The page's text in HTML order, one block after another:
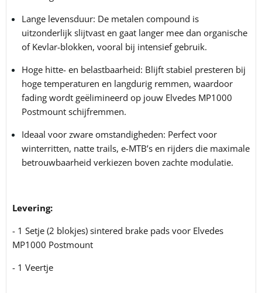
Lange levensduur: De metalen compound is
uitzonderlijk slijtvast en gaat langer mee dan organische
of Kevlar-blokken, vooral bij intensief gebruik.
Hoge hitte- en belastbaarheid: Blijft stabiel presteren bij
hoge temperaturen en langdurig remmen, waardoor
fading wordt geëlimineerd op jouw Elvedes MP1000
Postmount schijfremmen.
Ideaal voor zware omstandigheden: Perfect voor
winterritten, natte trails, e-MTB’s en rijders die maximale
betrouwbaarheid verkiezen boven zachte modulatie.
Levering:
- 1 Setje (2 blokjes) sintered brake pads voor Elvedes
MP1000 Postmount
- 1 Veertje